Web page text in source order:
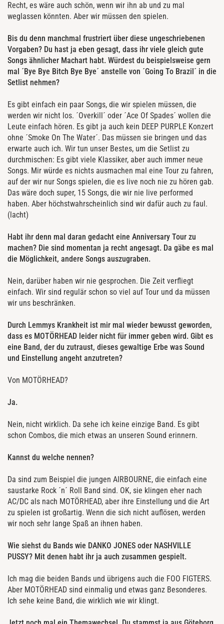
Recht, es wäre auch schön, wenn wir ihn ab und zu mal
weglassen könnten. Aber wir müssen den spielen.
Bis du denn manchmal frustriert über diese ungeschriebenen
Vorgaben? Du hast ja eben gesagt, dass ihr viele gleich gute
Songs ähnlicher Machart habt. Würdest du beispielsweise gern
mal ´Bye Bye Bitch Bye Bye´ anstelle von ´Going To Brazil´ in die
Setlist nehmen?
Es gibt einfach ein paar Songs, die wir spielen müssen, die
werden wir nicht los. ´Overkill´ oder ´Ace Of Spades´ wollen die
Leute einfach hören. Es gibt ja auch kein DEEP PURPLE Konzert
ohne ´Smoke On The Water´. Das müssen sie bringen und das
erwarte auch ich. Wir tun unser Bestes, um die Setlist zu
durchmischen: Es gibt viele Klassiker, aber auch immer neue
Songs. Mir würde es nichts ausmachen mal eine Tour zu fahren,
auf der wir nur Songs spielen, die es live noch nie zu hören gab.
Das wäre doch super, 15 Songs, die wir nie live performed
haben. Aber höchstwahrscheinlich sind wir dafür auch zu faul.
(lacht)
Habt ihr denn mal daran gedacht eine Anniversary Tour zu
machen? Die sind momentan ja recht angesagt. Da gäbe es mal
die Möglichkeit, andere Songs auszugraben.
Nein, darüber haben wir nie gesprochen. Die Zeit verfliegt
einfach. Wir sind regulär schon so viel auf Tour und da müssen
wir uns beschränken.
Durch Lemmys Krankheit ist mir mal wieder bewusst geworden,
dass es MOTÖRHEAD leider nicht für immer geben wird. Gibt es
eine Band, der du zutraust, dieses gewaltige Erbe was Sound
und Einstellung angeht anzutreten?
Von MOTÖRHEAD?
Ja.
Nein, nicht wirklich. Da sehe ich keine einzige Band. Es gibt
schon Combos, die mich etwas an unseren Sound erinnern.
Kannst du welche nennen?
Da sind zum Beispiel die jungen AIRBOURNE, die einfach eine
saustarke Rock ´n´ Roll Band sind. OK, sie klingen eher nach
AC/DC als nach MOTÖRHEAD, aber ihre Einstellung und die Art
zu spielen ist großartig. Wenn die sich nicht auflösen, werden
wir noch sehr lange Spaß an ihnen haben.
Wie siehst du Bands wie DANKO JONES oder NASHVILLE
PUSSY? Mit denen habt ihr ja auch zusammen gespielt.
Ich mag die beiden Bands und übrigens auch die FOO FIGTERS.
Aber MOTÖRHEAD sind einmalig und etwas ganz Besonderes.
Ich sehe keine Band, die wirklich wie wir klingt.